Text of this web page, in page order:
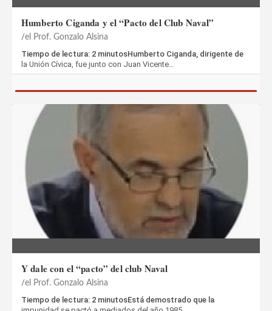
Humberto Ciganda y el “Pacto del Club Naval”
el Prof. Gonzalo Alsina
Tiempo de lectura: 2 minutosHumberto Ciganda, dirigente de
la Unión Cívica, fue junto con Juan Vicente…
Y dale con el “pacto” del club Naval
el Prof. Gonzalo Alsina
Tiempo de lectura: 2 minutosEstá demostrado que la